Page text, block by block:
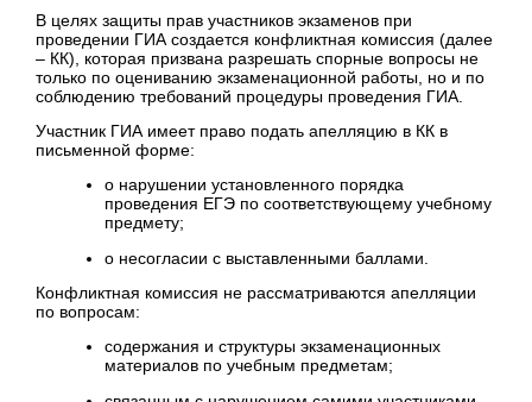
В целях защиты прав участников экзаменов при
проведении ГИА создается конфликтная комиссия (далее
– КК), которая призвана разрешать спорные вопросы не
только по оцениванию экзаменационной работы, но и по
соблюдению требований процедуры проведения ГИА.
Участник ГИА имеет право подать апелляцию в КК в
письменной форме:
о нарушении установленного порядка
проведения ЕГЭ по соответствующему учебному
предмету;
о несогласии с выставленными баллами.
Конфликтная комиссия не рассматриваются апелляции
по вопросам:
содержания и структуры экзаменационных
материалов по учебным предметам;